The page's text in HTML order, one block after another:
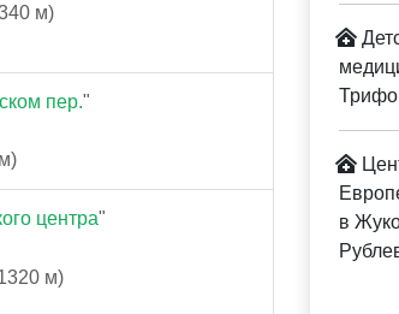
м)
пер."
центра"
м)
в